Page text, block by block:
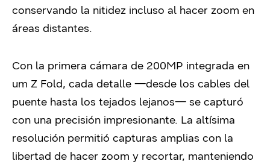
conservando la nitidez incluso al hacer zoom en
áreas distantes.
Con la primera cámara de 200MP integrada en
um Z Fold, cada detalle —desde los cables del
puente hasta los tejados lejanos— se capturó
con una precisión impresionante. La altísima
resolución permitió capturas amplias con la
libertad de hacer zoom y recortar, manteniendo